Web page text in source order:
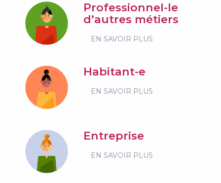
Professionnel-le
d’autres métiers
EN SAVOIR PLUS
Habitant-e
EN SAVOIR PLUS
Entreprise
EN SAVOIR PLUS